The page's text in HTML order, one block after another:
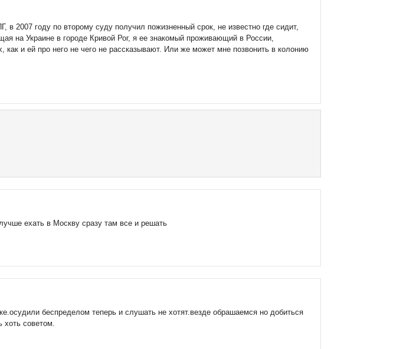
2007 году по второму суду получил пожизненный срок, не известно где сидит,
на Украине в городе Кривой Рог, я ее знакомый проживающий в России,
и ей про него не чего не рассказывают. Или же может мне позвонить в колонию
ехать в Москву сразу там все и решать
беспределом теперь и слушать не хотят.везде обрашаемся но добиться
хоть советом.